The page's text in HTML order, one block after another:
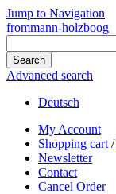
Jump to Navigation
frommann-holzboog
Advanced search
Deutsch
My Account
Shopping cart /
Newsletter
Contact
Cancel Order